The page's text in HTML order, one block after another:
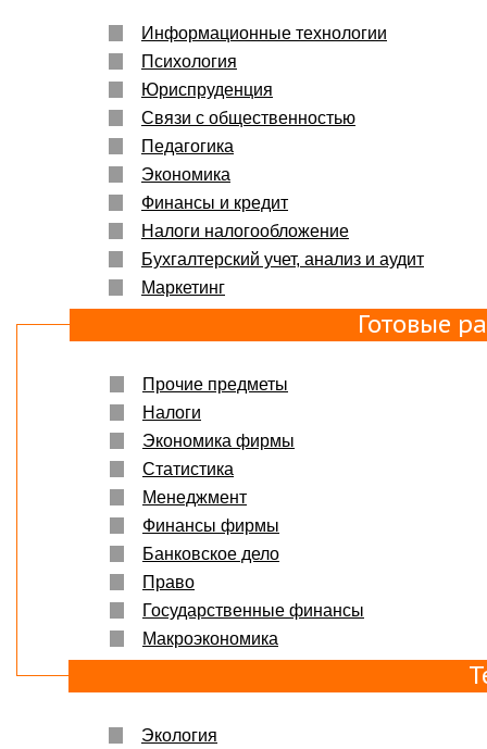
Информационные технологии
Психология
Юриспруденция
Связи с общественностью
Педагогика
Экономика
Финансы и кредит
Налоги налогообложение
Бухгалтерский учет, анализ и аудит
Маркетинг
Готовые
Прочие предметы
Налоги
Экономика фирмы
Статистика
Менеджмент
Финансы фирмы
Банковское дело
Право
Государственные финансы
Макроэкономика
Экология